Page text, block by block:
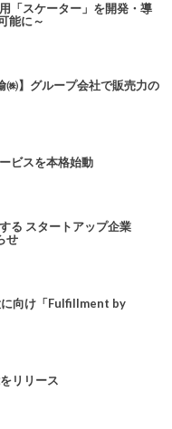
「スケーター」を開発・導
能に～
㈱】グループ会社で販売力の
ビスを本格始動
る スタートアップ企業
せ
に向け「Fulfillment by
リリース